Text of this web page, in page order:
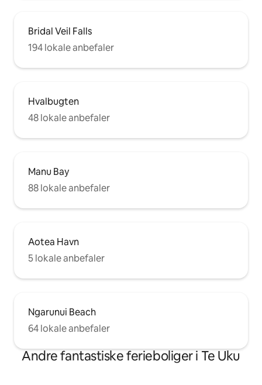
Bridal Veil Falls
194 lokale anbefaler
Hvalbugten
48 lokale anbefaler
Manu Bay
88 lokale anbefaler
Aotea Havn
5 lokale anbefaler
Ngarunui Beach
64 lokale anbefaler
Andre fantastiske ferieboliger i Te Uku